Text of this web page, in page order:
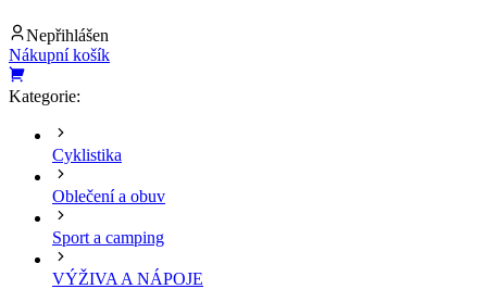
Nepřihlášen
Nákupní košík
Kategorie:
Cyklistika
Oblečení a obuv
Sport a camping
VÝŽIVA A NÁPOJE